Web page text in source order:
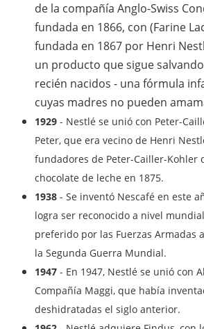
de la compañía Anglo-Swiss
fundada en 1866, con (Farine
fundada en 1867 por Henri
un producto que sigue
recién nacidos - una fórmula
cuyas madres no pueden
1929 - Nestlé se unió con Peter-
Peter, que era vecino de Henri
fundadores de Peter-Cailler-Kohler
chocolate de leche en 1875.
1938 - Se inventó Nescafé en este
logra ser reconocido a nivel
preferido por las Fuerzas Armadas
la Segunda Guerra Mundial.
1947 - En 1947, Nestlé se unió con
Compañía Maggi, que había
deshidratadas el siglo anterior.